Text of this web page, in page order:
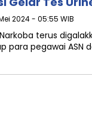
2024 - 05:55 WIB
terus
para pegawai ASN